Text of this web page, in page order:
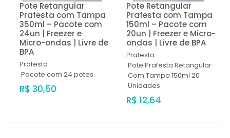
Pote Retangular
Prafesta com Tampa
350ml – Pacote com
24un | Freezer e
Micro-ondas | Livre de
BPA
Prafesta
Pacote com 24 potes.
R$ 30,50
Pote Retangular
Prafesta com Tampa
150ml – Pacote com
20un | Freezer e Micro-
ondas | Livre de BPA
Prafesta
Pote Prafesta Retangular
Com Tampa 150ml 20
Unidades
R$ 12,64